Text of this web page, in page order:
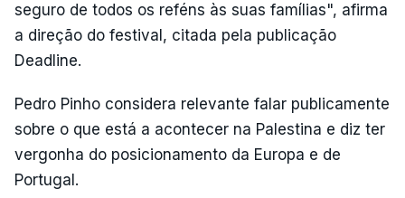
seguro de todos os reféns às suas famílias", afirma
a direção do festival, citada pela publicação
Deadline.
Pedro Pinho considera relevante falar publicamente
sobre o que está a acontecer na Palestina e diz ter
vergonha do posicionamento da Europa e de
Portugal.